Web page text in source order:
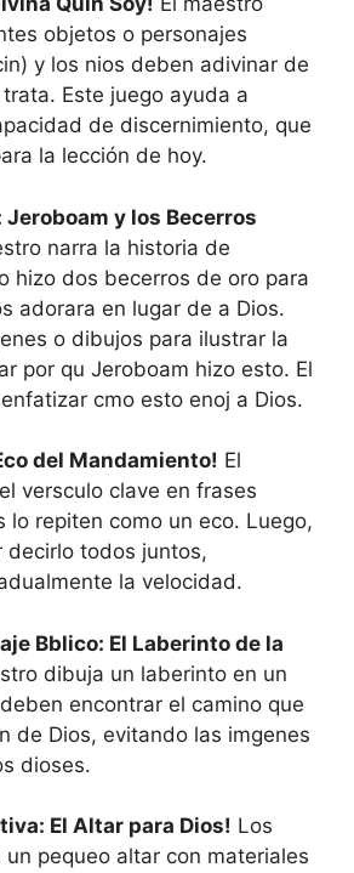
objetos o personajes
y los nios deben adivinar de
Este juego ayuda a
de discernimiento, que
la lección de hoy.
y los Becerros
narra la historia de
hizo dos becerros de oro para
adorara en lugar de a Dios.
o dibujos para ilustrar la
por qu Jeroboam hizo esto. El
cmo esto enoj a Dios.
del Mandamiento! El
versculo clave en frases
lo repiten como un eco. Luego,
decirlo todos juntos,
la velocidad.
Bblico: El Laberinto de la
dibuja un laberinto en un
encontrar el camino que
de Dios, evitando las imgenes
dioses.
El Altar para Dios! Los
un pequeo altar con materiales